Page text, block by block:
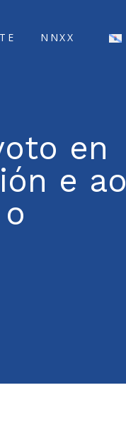
NNXX
en
e ao